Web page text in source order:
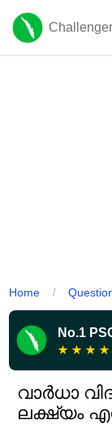
Home /
No.1
★ ★ ★ ★
വാർധാ
ലക്ഷ്യം